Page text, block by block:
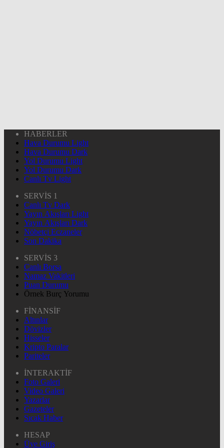
HABERLER
Hava Durumu Light
Hava Durumu Dark
Yol Durumu Light
Yol Durumu Dark
Canlı Tv Light
SERVİS 1
Canlı Tv Dark
Yayın Akışları Light
Yayın Akışları Dark
Nöbetçi Eczaneler
Son Dakika
SERVİS 3
Canlı Borsa
Namaz Vakitleri
Puan Durumu
Örnek Burç Yorumu
FİNANSİF
Altınlar
Dövizler
Hisseler
Kripto Paralar
Pariteler
İNTERAKTİF
Foto Galeri
Video Galeri
Yazarlar
Gazeteler
Sıcak Haber
HESAP
Üye Giriş